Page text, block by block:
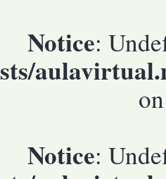
Notice:
Notice: